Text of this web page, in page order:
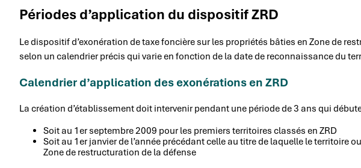
Périodes d’application du dispositif ZRD
Le dispositif d’exonération de taxe foncière sur les propriétés bâties en Zone de
selon un calendrier précis qui varie en fonction de la date de reconnaissance du
Calendrier d’application des exonérations en ZRD
La création d’établissement doit intervenir pendant une période de 3 ans qui
Soit au 1er septembre 2009 pour les premiers territoires classés en ZRD
Soit au 1er janvier de l’année précédant celle au titre de laquelle le territoire
Zone de restructuration de la défense